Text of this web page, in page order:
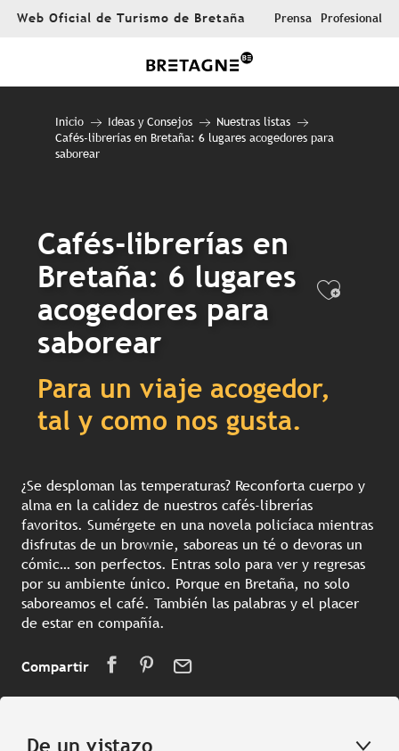
AllerWeb Oficial de Turismo de Bretaña Prensa Profesional
Inicio Ideas y Consejos
Nuestras listas
Cafés-librerías en Bretaña: 6 lugares acogedores para
saborear
Cafés-librerías en
Bretaña: 6 lugares
acogedores para
saborear
Para un viaje acogedor,
tal y como nos gusta.
¿Se desploman las temperaturas? Reconforta cuerpo y
alma en la calidez de nuestros cafés-librerías
favoritos. Sumérgete en una novela policíaca mientras
disfrutas de un brownie, saboreas un té o devoras un
cómic… son perfectos. Entras solo para ver y regresas
por su ambiente único. Porque en Bretaña, no solo
saboreamos el café. También las palabras y el placer
de estar en compañía.
Compartir
De un vistazo